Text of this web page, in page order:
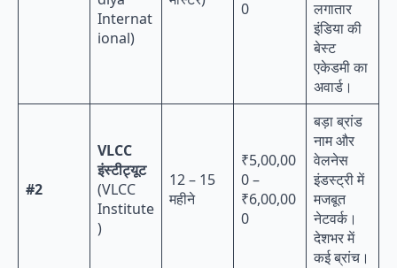
Internat
ional)
0
लगातार
इंडिया की
बेस्ट
एकेडमी का
अवार्ड।
#2
VLCC
इंस्टीट्यूट
(VLCC
Institute
)
12 – 15
महीने
₹5,00,00
0 –
₹6,00,00
0
बड़ा ब्रांड
नाम और
वेलनेस
इंडस्ट्री में
मजबूत
नेटवर्क।
देशभर में
कई ब्रांच।